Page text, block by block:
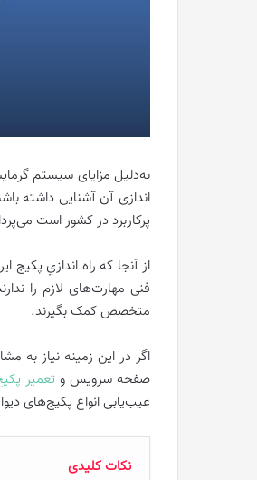
به‌دلیل مزایای سیستم
اندازی آن آشنایی داشته
پرکاربرد در کشور است
از آنجا که راه اندازي پکيج
فنی مهارت‌های لازم را
متخصص کمک بگیرند.
اگر در این زمینه نیاز به
صفحه سرویس وتعمیر
عیب‌یابی انواع پکیج‌های
نکات کلیدی